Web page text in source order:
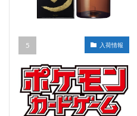
入荷情報